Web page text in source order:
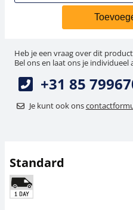
Heb je een vraag over dit
Bel ons en laat ons je individueel
+31 85
Je kunt ook ons
Standard